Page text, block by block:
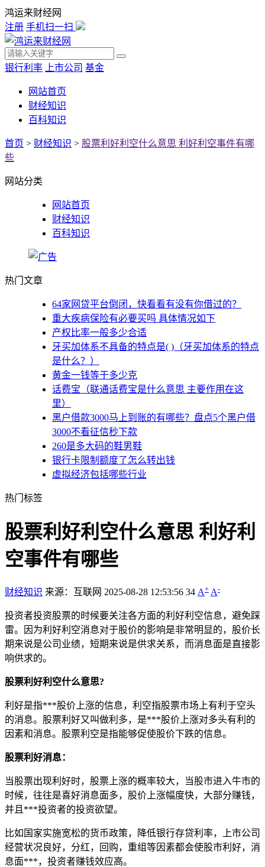
鸿运来财经网
注册 手机扫一扫
银行利率 上市公司 基金
网站首页
财经知识
百科知识
首页 > 财经知识 > 股票利好利空什么意思 利好利空事件有哪
些
网站分类
网站首页
财经知识
百科知识
热门文章
64家网贷平台倒闭，快看看有没有你借过的？
重大疾病保险有必要买吗 具体情况如下
产权比率一般多少合适
牙买加体系不具备的特点是( )（牙买加体系的特点
是什么？）
黄金一钱等于多少克
话费宝（联通话费宝是什么意思 主要作用在这
里）
黑户借款3000马上到账的有哪些？盘点5个黑户借
3000不看征信秒下款
260是多大码的鞋男鞋
银行卡限制额度了怎么转出钱
虚拟经济包括哪些行业
热门标签
股票利好利空什么意思 利好利
空事件有哪些
财经知识 来源：互联网 2025-08-28 12:53:56 34 A+ A-
投资者投资股票的时候要关注各方面的利好利空信息，避免踩
雷。因为利好利空消息对于股价的影响是非常明显的，股价长
期来说是公司业绩，短期来说是供求关系，而消息面是直接影
响供求的。
股票利好利空什么意思?
利好是指***股价上涨的信息，利空指股票市场上有利于空头
的消息。股票利好又叫做利多，是***股价上涨对多头有利的
因素和消息。股票利空是指能够促使股价下跌的信息。
股票利好消息：
当股票出现利好时，股票上涨的概率较大，当股市进入牛市的
时候，往往是喜好消息面多，股价上涨幅度快，大部分赚钱，
并且***投资者的投资欲望。
比如国家实施宽松的货币政策，降低银行存贷利率，上市公司
经营状况良好，分红，回购，重组等因素都会使股市利好，消
息面***，投资者赚钱效应高。